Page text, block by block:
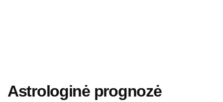
Astrologinė prognozė